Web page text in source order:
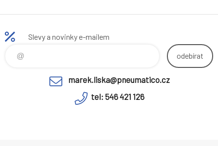
Slevy a novinky e-mailem
odebírat
marek.liska@pneumatico.cz
tel: 546 421 126